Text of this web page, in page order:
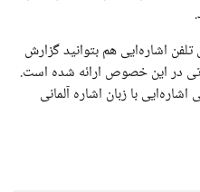
اشاره‌ایی هم بتوانید گزارش
در این خصوص ارائه شده است.
با زبان اشاره آلمانی